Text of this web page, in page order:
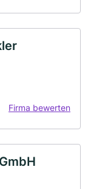
Firma bewerten